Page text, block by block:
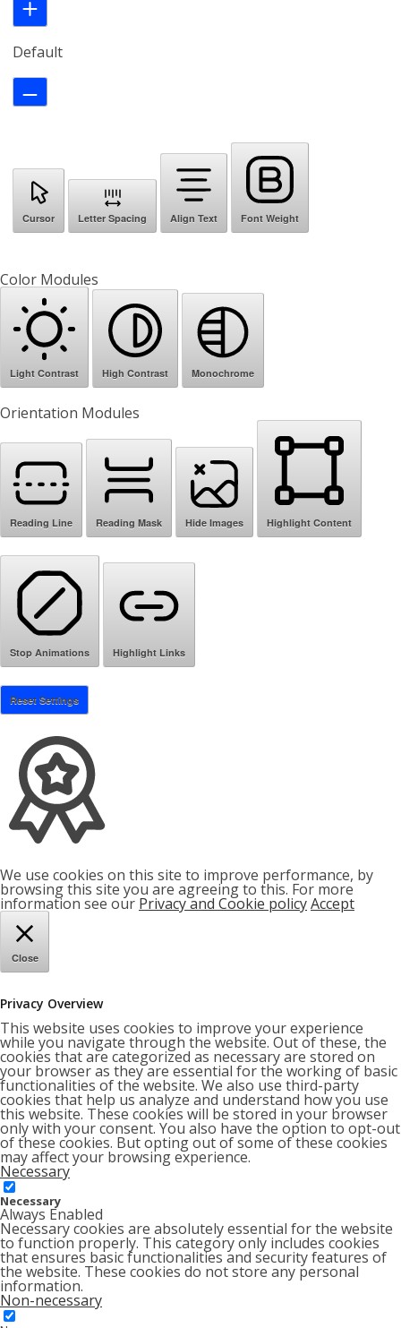
Default
Cursor Letter Spacing Align Text Font Weight
Color Modules
Light Contrast High Contrast Monochrome
Orientation Modules
Reading Line Reading Mask Hide Images Highlight Content
Stop Animations Highlight Links
Reset Settings
We use cookies on this site to improve performance, by
browsing this site you are agreeing to this. For more
information see our Privacy and Cookie policyAccept
Close
Privacy Overview
This website uses cookies to improve your experience
while you navigate through the website. Out of these, the
cookies that are categorized as necessary are stored on
your browser as they are essential for the working of basic
functionalities of the website. We also use third-party
cookies that help us analyze and understand how you use
this website. These cookies will be stored in your browser
only with your consent. You also have the option to opt-out
of these cookies. But opting out of some of these cookies
may affect your browsing experience.
Necessary
Necessary
Always Enabled
Necessary cookies are absolutely essential for the website
to function properly. This category only includes cookies
that ensures basic functionalities and security features of
the website. These cookies do not store any personal
information.
Non-necessary